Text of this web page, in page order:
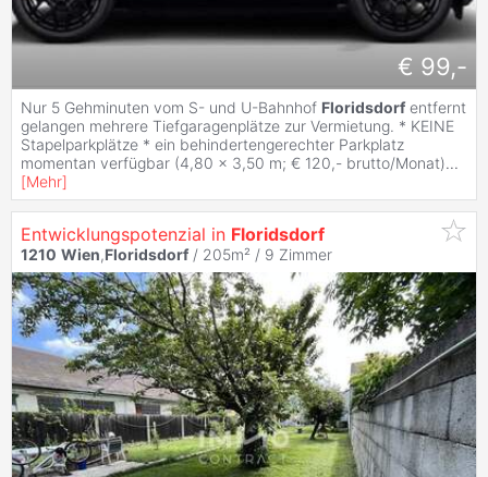
€ 99,-
Nur 5 Gehminuten vom S- und U-Bahnhof Floridsdorf entfernt
gelangen mehrere Tiefgaragenplätze zur Vermietung. * KEINE
Stapelparkplätze * ein behindertengerechter Parkplatz
momentan verfügbar (4,80 x 3,50 m; € 120,- brutto/Monat)...
[Mehr]
Entwicklungspotenzial in Floridsdorf
1210 Wien,Floridsdorf / 205m² / 9 Zimmer